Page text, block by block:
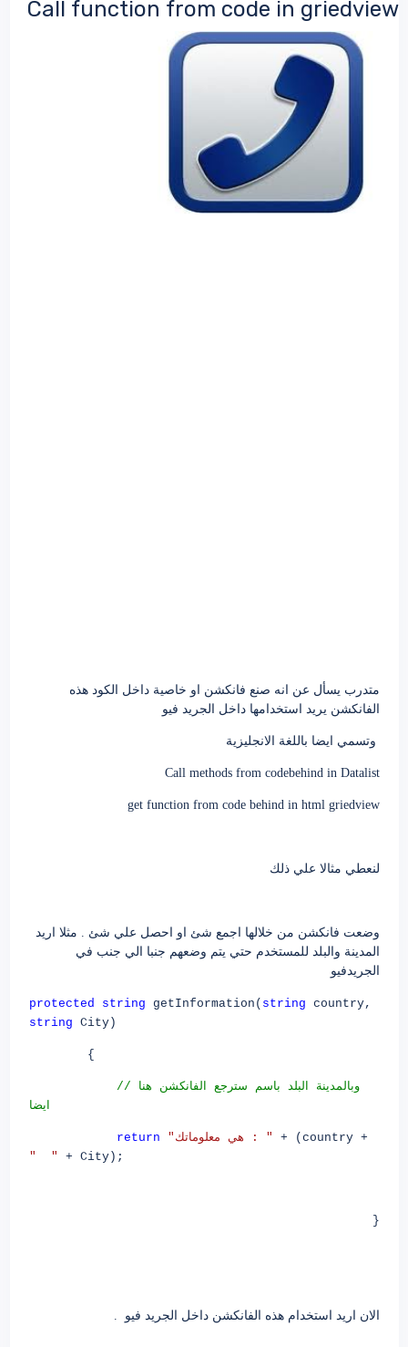
Call function from code in griedview
متدرب يسأل عن انه صنع فانكشن او خاصية داخل الكود هذه
الفانكشن يريد استخدامها داخل الجريد فيو
وتسمي ايضا باللغة الانجليزية
Call methods from codebehind in Datalist
get function from code behind in html griedview
لنعطي مثالا علي ذلك
وضعت فانكشن من خلالها اجمع شئ او احصل علي شئ . مثلا اريد
المدينة والبلد للمستخدم حتي يتم وضعهم جنبا الي جنب في
الجريدفيو
protected string getInformation( string country,
string City)
{
// هنا الفانكشن سترجع باسم البلد
وبالمدينة
ايضا
return " معلوماتك هي : " + (country +
"
" + City);
}
الان اريد استخدام هذه الفانكشن داخل الجريد فيو .